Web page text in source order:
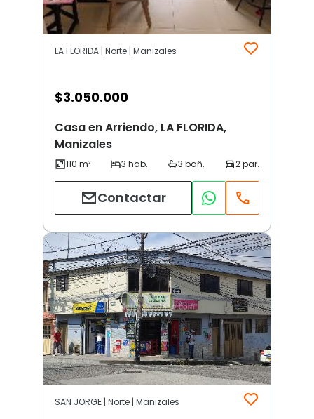
LA FLORIDA | Norte | Manizales
$3.050.000
Casa en Arriendo, LA FLORIDA,
Manizales
Contactar
SAN JORGE | Norte | Manizales